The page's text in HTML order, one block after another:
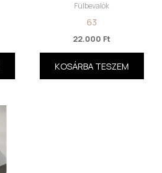
Fülbevalók
63
22.000 Ft
KOSÁRBA TESZEM